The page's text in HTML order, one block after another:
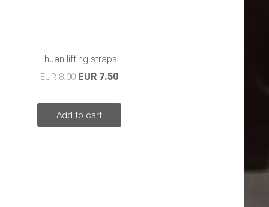
Ihuan lifting straps
EUR 8.00 EUR 7.50
Add to cart